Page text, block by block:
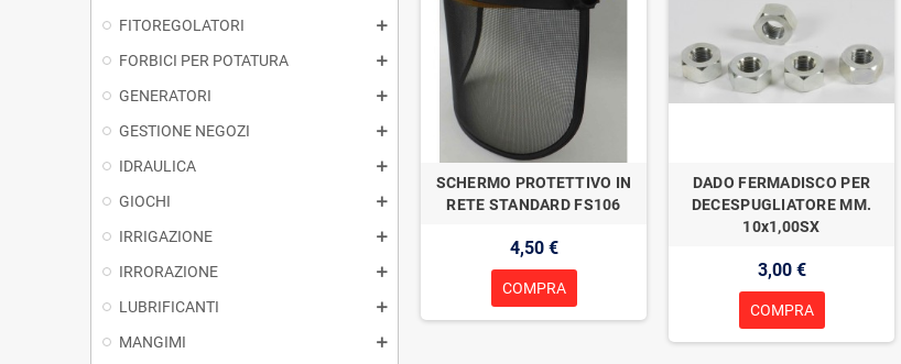
FITOREGOLATORI
FORBICI PER POTATURA
GENERATORI
GESTIONE NEGOZI
IDRAULICA
GIOCHI
IRRIGAZIONE
IRRORAZIONE
LUBRIFICANTI
MANGIMI
SCHERMO PROTETTIVO IN
RETE STANDARD FS106
4,50 €
COMPRA
DADO FERMADISCO PER
DECESPUGLIATORE MM.
10x1,00SX
3,00 €
COMPRA